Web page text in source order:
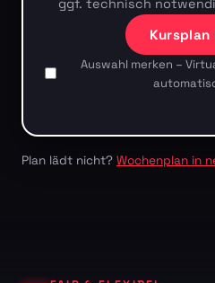
ggf. technisch
Kursplan
Auswahl merken –
Plan lädt nicht? Wochenplan in